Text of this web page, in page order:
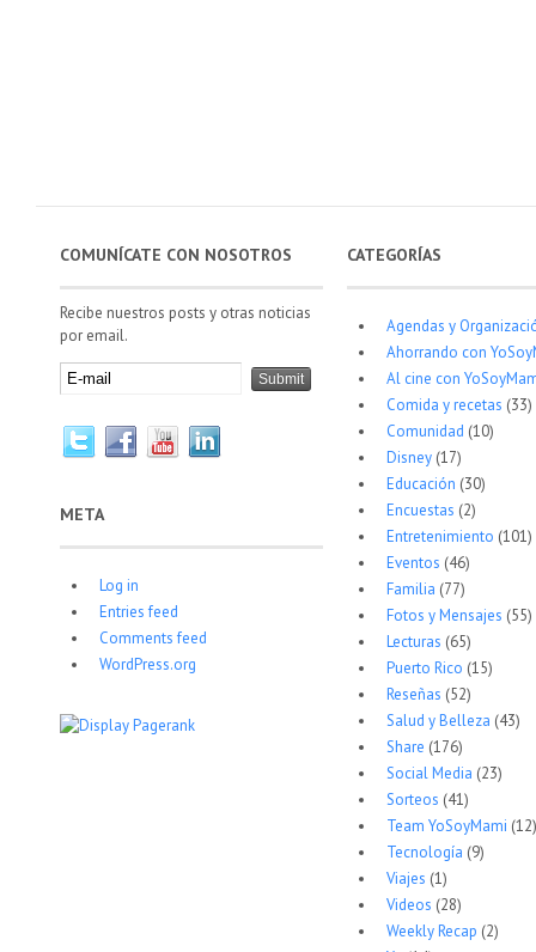
COMUNÍCATE CON NOSOTROS
Recibe nuestros posts y otras noticias
por email.
META
Log in
Entries feed
Comments feed
WordPress.org
CATEGORÍAS
Agendas y
Ahorrando con
Al cine con
Comida y recetas (33)
Comunidad (10)
Disney(17)
Educación (30)
Encuestas (2)
Entretenimiento (101)
Eventos (46)
Familia (77)
Fotos y Mensajes (55)
Lecturas (65)
Puerto Rico (15)
Reseñas (52)
Salud y Belleza (43)
Share (176)
Social Media (23)
Sorteos (41)
Team YoSoyMami (12)
Tecnología (9)
Viajes (1)
Videos (28)
Weekly Recap (2)